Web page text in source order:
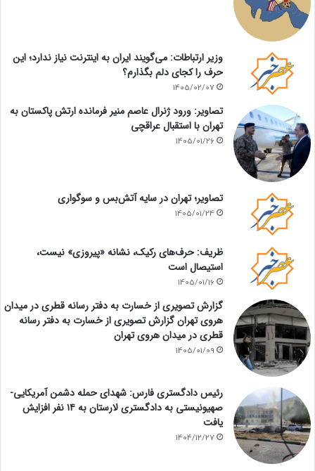
وزیر ارتباطات: می‌گویند ایران به اینترنت نیاز ندارد؛ این
حرف را کجای دلم بگذارم؟
1405/02/07
تصاویر: ورود ژنرال عاصم منیر فرمانده ارتش پاکستان به
تهران با استقبال عراقچی
1405/01/26
تصاویر؛ تهران در سایه آتش‌بس و سوگواری
1405/01/24
ظریف: حرف‌های رکیک، نشانه «پیروزی» نیست،
استیصال است
1405/01/16
گزارش تصویری از خسارت به دفتر رسانه قطری در میدان
هروی تهران گزارش تصویری از خسارت به دفتر رسانه
قطری در میدان هروی تهران
1405/01/09
رئیس دادگستری فارس: شهدای حمله دشمن آمریکایی-
صهیونیستی به دادگستری لارستان به ۱۴ نفر افزایش
یافت
1404/12/27